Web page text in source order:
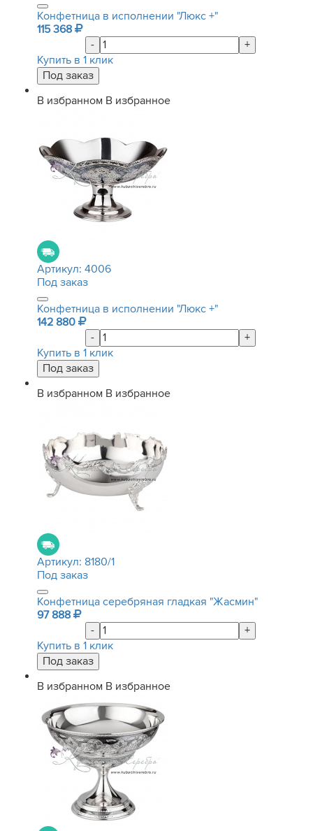
Конфетница в исполнении "Люкс +"
115 368
-
+
Купить в 1 клик
В избранном В избранное
Артикул: 4006
Под заказ
Конфетница в исполнении "Люкс +"
142 880
-
+
Купить в 1 клик
В избранном В избранное
Артикул: 8180/1
Под заказ
Конфетница серебряная гладкая "Жасмин"
97 888
-
+
Купить в 1 клик
В избранном В избранное